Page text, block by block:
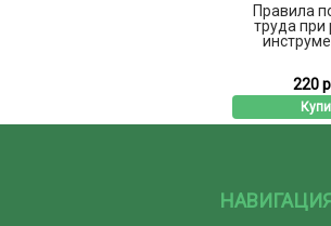
Правила
труда при
220